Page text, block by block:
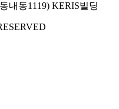
내동1119) KERIS빌딩